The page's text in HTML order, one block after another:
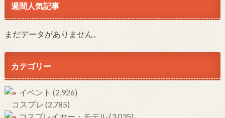
週間人気記事
まだデータがありません。
カテゴリー
イベント (2,926)
コスプレ (2,785)